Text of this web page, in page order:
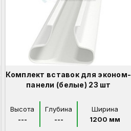
Комплект вставок для эконом-
панели (белые) 23 шт
Высота
---
Глубина
---
Ширина
1200 мм